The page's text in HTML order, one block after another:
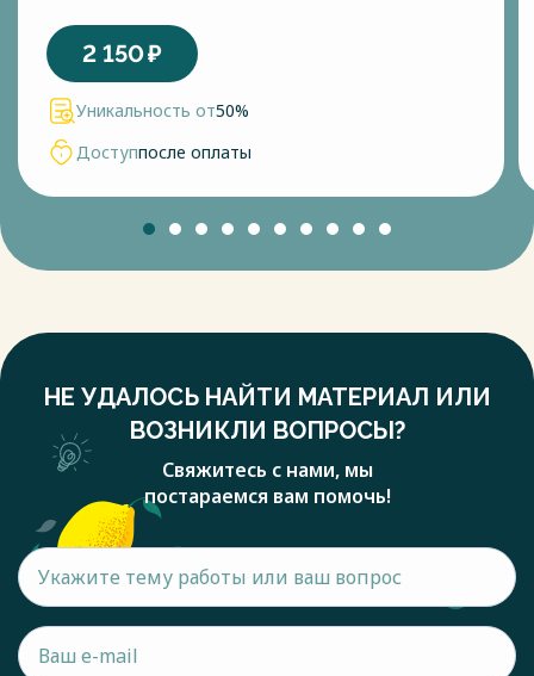
2 150₽
Уникальность от50%
Доступпосле оплаты
НЕ УДАЛОСЬ НАЙТИ МАТЕРИАЛ ИЛИ
ВОЗНИКЛИ ВОПРОСЫ?
Свяжитесь с нами, мы
постараемся вам помочь!